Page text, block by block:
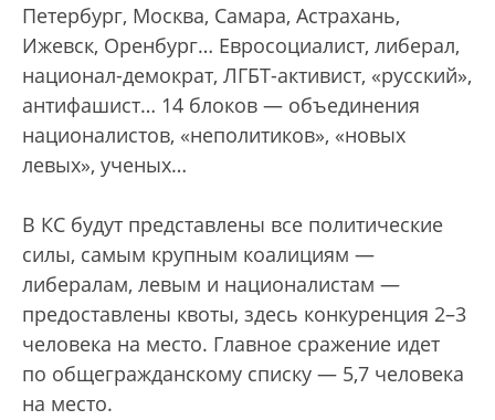
Петербург, Москва, Самара, Астрахань,
Ижевск, Оренбург… Евросоциалист, либерал,
национал-демократ, ЛГБТ-активист, «русский»,
антифашист… 14 блоков — объединения
националистов, «неполитиков», «новых
левых», ученых…
В КС будут представлены все политические
силы, самым крупным коалициям —
либералам, левым и националистам —
предоставлены квоты, здесь конкуренция 2–3
человека на место. Главное сражение идет
по общегражданскому списку — 5,7 человека
на место.